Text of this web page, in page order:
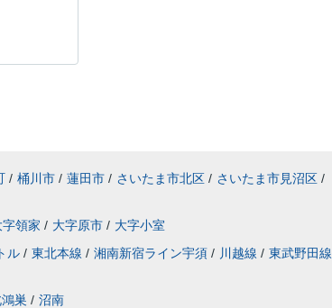
/ 桶川市 / 蓮田市 / さいたま市北区 / さいたま市見沼区 /
字領家 / 大字原市 / 大字小室
ル / 東北本線 / 湘南新宿ライン宇須 / 川越線 / 東武野田線
巣 / 沼南